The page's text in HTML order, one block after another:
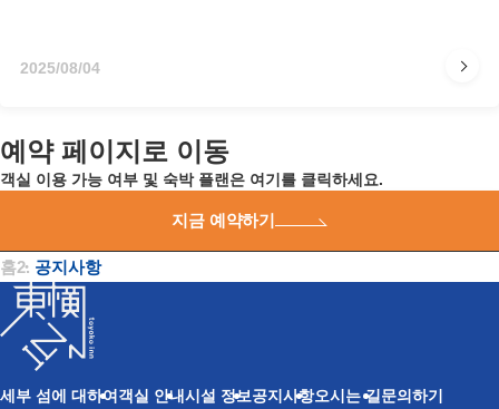
2025/08/04
예약 페이지로 이동​
객실 이용 가능 여부 및 숙박 플랜은 여기를 클릭하세요.​
지금 예약하기
홈・ 공지사항​
세부 섬에 대하여 객실 안내시설 정보공지사항오시는 길문의하기​